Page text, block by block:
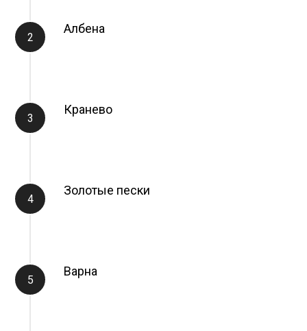
Албена
Кранево
Золотые пески
Варна